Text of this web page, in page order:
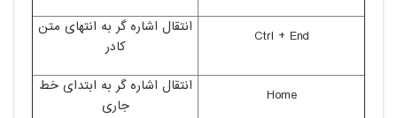
Ctrl + End
انتقال اشاره گر به انتهای متن
کادر
Home
انتقال اشاره گر به ابتدای خط
جاری